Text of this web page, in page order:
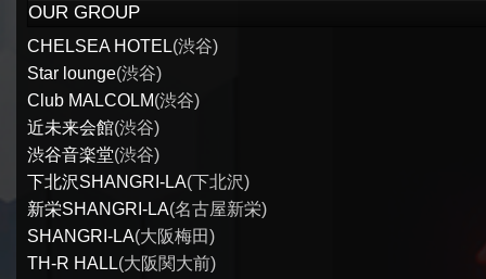
OUR GROUP
CHELSEA HOTEL(渋谷)
Star lounge(渋谷)
Club MALCOLM(渋谷)
近未来会館(渋谷)
渋谷音楽堂(渋谷)
下北沢SHANGRI-LA(下北沢)
新栄SHANGRI-LA(名古屋新栄)
SHANGRI-LA(大阪梅田)
TH-R HALL(大阪関大前)